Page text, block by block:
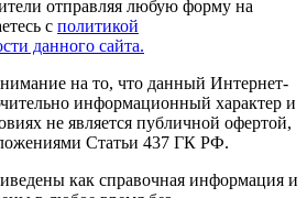
отправляя любую форму на
с политикой
данного сайта.
на то, что данный Интернет-
информационный характер и
не является публичной офертой,
Статьи 437 ГК РФ.
как справочная информация и